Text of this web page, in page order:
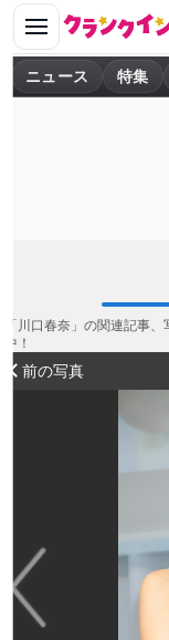
ニュース 特集
「川口春奈」の関連記事
中！
前の写真